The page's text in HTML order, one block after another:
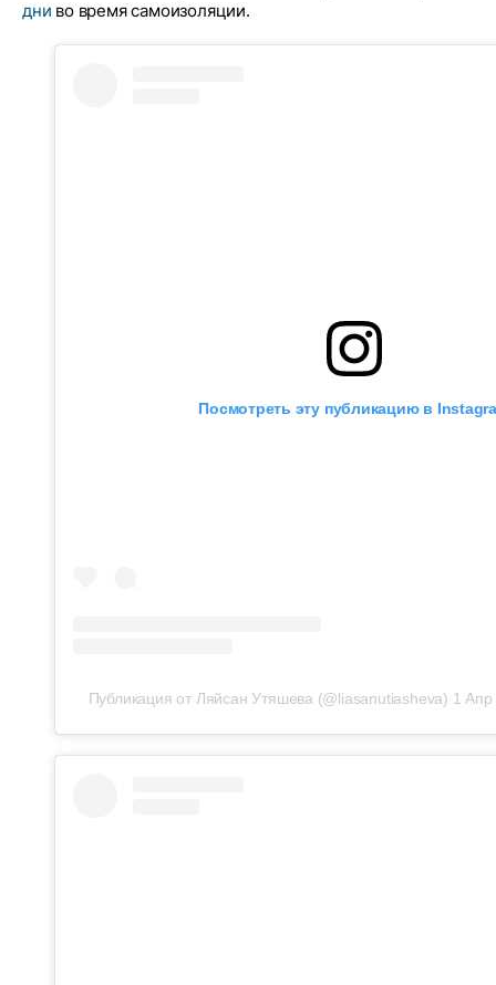
дни во время самоизоляции.
Посмотреть эту публикацию в
Публикация от Ляйсан Утяшева (@liasanutiasheva) 1 Апр